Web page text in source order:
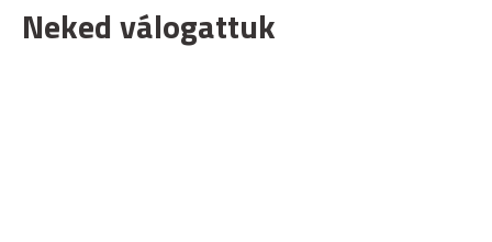
Neked válogattuk